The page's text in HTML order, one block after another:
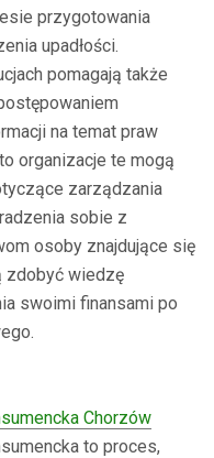
przygotowania
upadłości.
pomagają także
na temat praw
organizacje te mogą
zarządzania
sobie z
osoby znajdujące się
zdobyć wiedzę
swoimi finansami po
Chorzów
to proces,